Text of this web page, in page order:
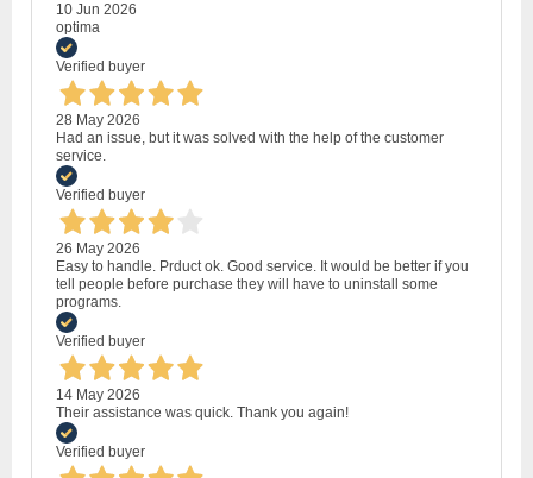
10 Jun 2026
optima
Verified buyer
28 May 2026
Had an issue, but it was solved with the help of the customer
service.
Verified buyer
26 May 2026
Easy to handle. Prduct ok. Good service. It would be better if you
tell people before purchase they will have to uninstall some
programs.
Verified buyer
14 May 2026
Their assistance was quick. Thank you again!
Verified buyer